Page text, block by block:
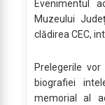
Evenimentul
Muzeului
clădirea CEC,
Prelegerile
biografiei
memorial al